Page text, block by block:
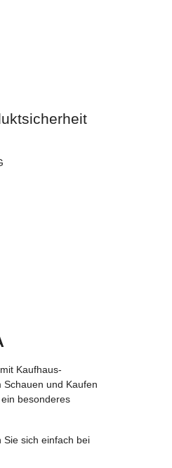
Kaufhaus-
Schauen und Kaufen
besonderes
Sie sich einfach bei